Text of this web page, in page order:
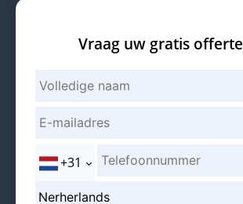
Vraag uw gratis
+31